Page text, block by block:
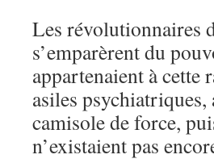
Les révolutionnaires
s’emparèrent du
appartenaient à cette
asiles
camisole de force,
n’existaient pas